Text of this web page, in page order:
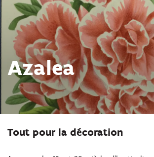
Azalea
Tout pour la décoration